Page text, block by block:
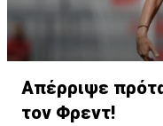
Απέρριψε
τον Φρεντ!